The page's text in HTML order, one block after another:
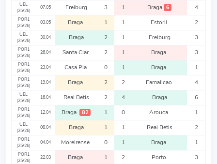
UEL
(25/26)
07.05 Freiburg 3 1 Braga 6 4
POR1
(25/26)
03.05 Braga 1 1 Estoril 2
UEL
(25/26)
30.04 Braga 2 1 Freiburg 3
POR1
(25/26)
26.04 Santa Clar 2 1 Braga 3
POR1
(25/26)
23.04 Casa Pia 0 1 Braga 1
POR1
(25/26)
19.04 Braga 2 2 Famalicao 4
UEL
(25/26)
16.04 Real Betis 2 4 Braga 6
POR1
(25/26)
12.04 Braga 82 1 0 Arouca 1
UEL
(25/26)
08.04 Braga 1 1 Real Betis 2
POR1
(25/26)
04.04 Moreirense 0 1 Braga 1
POR1
(25/26)
22.03 Braga 1 2 Porto 3